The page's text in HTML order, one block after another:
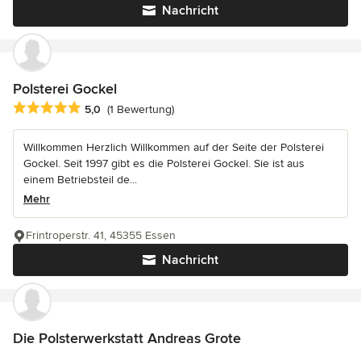
Nachricht
Polsterei Gockel
Durchschnittliche Bewertung: 5 von 5 Sternen
5,0 (1 Bewertung)
Willkommen Herzlich Willkommen auf der Seite der Polsterei
Gockel. Seit 1997 gibt es die Polsterei Gockel. Sie ist aus
einem Betriebsteil de...
Mehr
Nachricht
Frintroperstr. 41, 45355 Essen
Die Polsterwerkstatt Andreas Grote